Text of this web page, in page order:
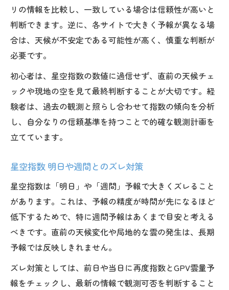
リの情報を比較し、一致している場合は信頼性が高いと
判断できます。逆に、各サイトで大きく予報が異なる場
合は、天候が不安定である可能性が高く、慎重な判断が
必要です。
初心者は、星空指数の数値に過信せず、直前の天候チェ
ックや現地の空を見て最終判断することが大切です。経
験者は、過去の観測と照らし合わせて指数の傾向を分析
し、自分なりの信頼基準を持つことで的確な観測計画を
立てています。
星空指数 明日や週間とのズレ対策
星空指数は「明日」や「週間」予報で大きくズレること
があります。これは、予報の精度が時間が先になるほど
低下するためで、特に週間予報はあくまで目安と考える
べきです。直前の天候変化や局地的な雲の発生は、長期
予報では反映しきれません。
ズレ対策としては、前日や当日に再度指数とGPV雲量予
報をチェックし、最新の情報で観測可否を判断すること